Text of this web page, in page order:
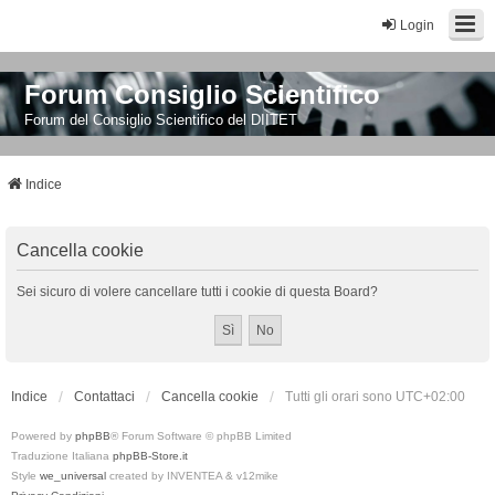
Login
Forum Consiglio Scientifico
Forum del Consiglio Scientifico del DIITET
Indice
Cancella cookie
Sei sicuro di volere cancellare tutti i cookie di questa Board?
Indice Contattaci Cancella cookie Tutti gli orari sono UTC+02:00
Powered by phpBB® Forum Software © phpBB Limited
Traduzione Italiana phpBB-Store.it
Style we_universal created by INVENTEA & v12mike